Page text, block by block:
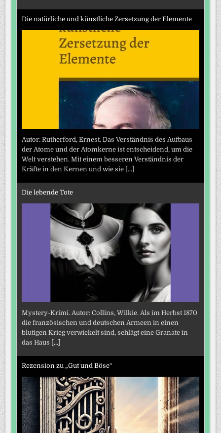
Die natürliche und künstliche Zersetzung der Elemente
Autor: Rutherford, Ernest. Das Verständnis des Aufbaus
der Atome und der Atomkerne ist entscheidend, um die
Welt verstehen. Mit einem besseren Verständnis der
Kräfte in den Kernen und wie sie [...]
Die lebende Tote
Mystery-Krimi. Autor: Collins, Wilkie. Als im Herbst 1870
die französischen und deutschen Armeen in einen
blutigen Krieg verwickelt sind, schlägt eine Granate in
das Haus [...]
Rezension zu „Gut und Böse“